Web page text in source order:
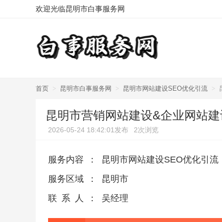
欢迎光临昆明市白事服务网
首页 > 昆明市白事服务网 > 昆明市网站建设SEO优化引流 >
昆明市营销网站建设&企业网站
2026-05-24 18:42:01发布 2次浏览
服务内容 ：
昆明市网站建设SEO优化引流
服务区域
：
昆明市
联系人
： 吴经理